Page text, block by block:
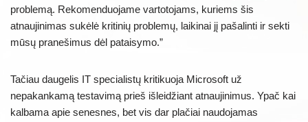
problemą. Rekomenduojame vartotojams, kuriems šis
atnaujinimas sukėlė kritinių problemų, laikinai jį pašalinti ir sekti
mūsų pranešimus dėl pataisymo.”
Tačiau daugelis IT specialistų kritikuoja Microsoft už
nepakankamą testavimą prieš išleidžiant atnaujinimus. Ypač kai
kalbama apie senesnes, bet vis dar plačiai naudojamas